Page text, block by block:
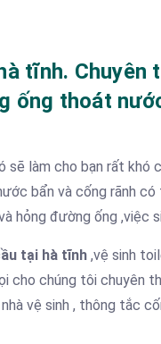
tĩnh.
ống thoát
sẽ làm cho bạn rất
bẩn và cống rãnh
hỏng đường ống ,việc
tại hà tĩnh ,vệ sinh
cho chúng tôi
vệ sinh , thông tắc